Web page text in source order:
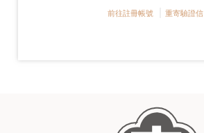
前往註冊帳號 重寄驗證信